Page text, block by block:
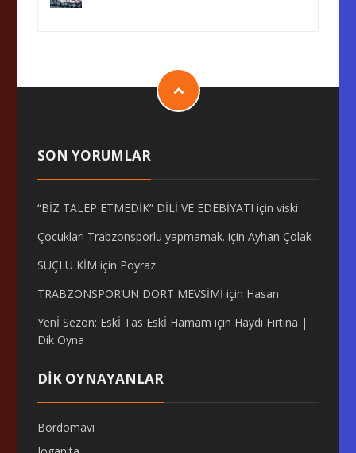
SON YORUMLAR
“BİZ TALEP ETMEDİK” DİLİ VE EDEBİYATI içinviski
Çocukları Trabzonsporlu yapmamak. içinAyhan Çolak
SUÇLU KİM için Poyraz
TRABZONSPOR’UN DÖRT MEVSİMİ için Hasan
Yenİ Sezon: Eskİ Tas Eskİ Hamam için Haydi Fırtına |
Dik Oyna
DİK OYNAYANLAR
Bordomavi